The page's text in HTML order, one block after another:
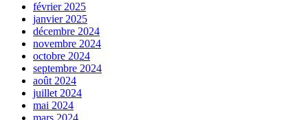
février 2025
janvier 2025
décembre 2024
novembre 2024
octobre 2024
septembre 2024
août 2024
juillet 2024
mai 2024